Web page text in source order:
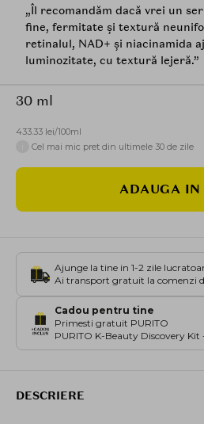
„Îl recomandăm dacă vrei un
fine, fermitate și textură
retinalul, NAD+ și niacinamida
luminozitate, cu textură lejeră.”
30 ml
433.33 lei/100ml
Cel mai mic pret din ultimele 30 de zile
ADAUGA IN
Ajunge la tine in 1-2 zile
Ai transport gratuit la comenzi
Cadou pentru tine
Primesti gratuit PURITO
PURITO K-Beauty Discovery Kit
DESCRIERE